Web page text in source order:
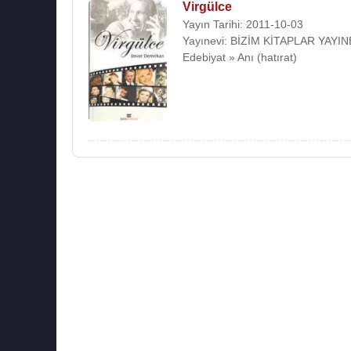
Virgülce
Yayın Tarihi: 2011-10-03
Yayınevi: BİZİM KİTAPLAR
Edebiyat » Anı (hatırat)